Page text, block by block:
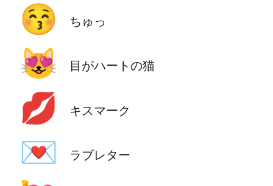
😚 ちゅっ
😻 目がハートの猫
💋 キスマーク
💌 ラブレター